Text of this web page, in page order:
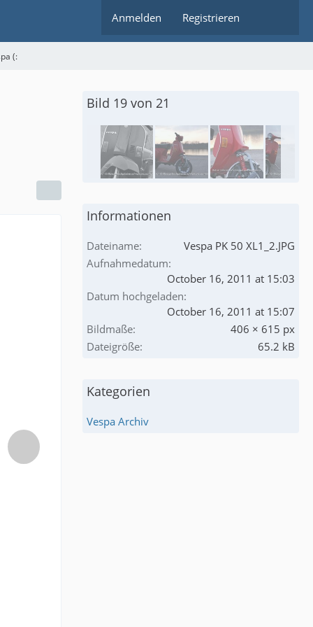
Anmelden Registrieren
(:
Bild 19 von 21
Informationen
Dateiname
Vespa PK 50 XL1_2.JPG
Aufnahmedatum
October 16, 2011 at 15:03
Datum hochgeladen
October 16, 2011 at 15:07
Bildmaße
406 × 615 px
Dateigröße
65.2 kB
Kategorien
Vespa Archiv